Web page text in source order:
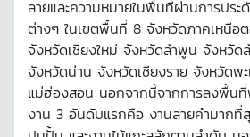
ลายและความหมายในพื้นที่ผ่านการประ
ต่างๆ ในเขตพื้นที่ 8 จังหวัดภาคเหนือ
จังหวัดเชียงใหม่ จังหวัดลำพูน จังหวัด
จังหวัดน่าน จังหวัดเชียงราย จังหวัดพะ
แม่ฮ่องสอน นอกจากนี้จากการลงพื้น
งาน 3 อันดับแรกคือ งานลายคำมากที่